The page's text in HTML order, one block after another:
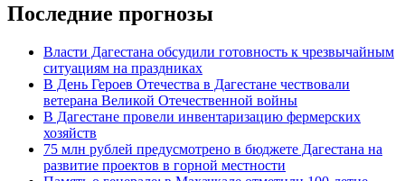
Последние прогнозы
Власти Дагестана обсудили готовность к чрезвычайным
ситуациям на праздниках
В День Героев Отечества в Дагестане чествовали
ветерана Великой Отечественной войны
В Дагестане провели инвентаризацию фермерских
хозяйств
75 млн рублей предусмотрено в бюджете Дагестана на
развитие проектов в горной местности